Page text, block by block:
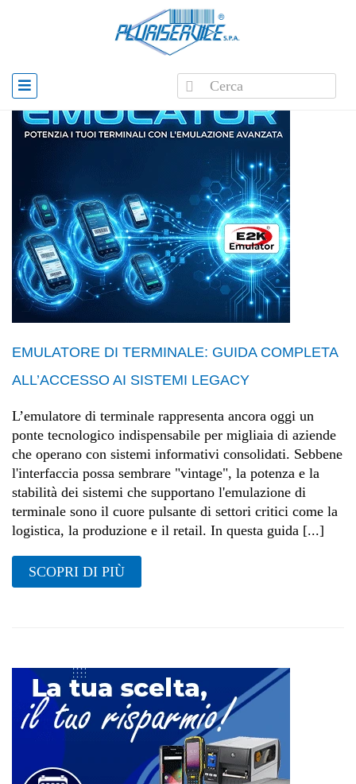
EMULATORE DI TERMINALE: GUIDA COMPLETA
ALL’ACCESSO AI SISTEMI LEGACY
L’emulatore di terminale rappresenta ancora oggi un
ponte tecnologico indispensabile per migliaia di aziende
che operano con sistemi informativi consolidati. Sebbene
l'interfaccia possa sembrare "vintage", la potenza e la
stabilità dei sistemi che supportano l'emulazione di
terminale sono il cuore pulsante di settori critici come la
logistica, la produzione e il retail. In questa guida [...]
SCOPRI DI PIÙ